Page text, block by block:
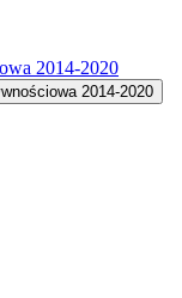
2014-2020
2014-2020